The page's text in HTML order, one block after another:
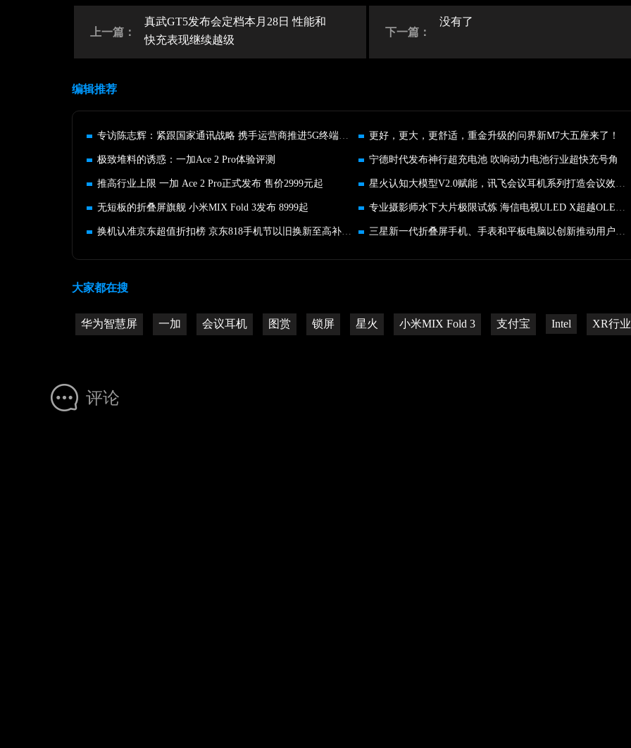
上一篇：
真武GT5发布会定档本月28日 性能和
快充表现继续越级
下一篇：
没有了
编辑推荐
专访陈志辉：紧跟国家通讯战略 携手运营商推进5G终端普及 更好，更大，更舒适，重金升级的问界新M7大五座来了！
极致堆料的诱惑：一加Ace 2 Pro体验评测 宁德时代发布神行超充电池 吹响动力电池行业超快充号角
推高行业上限 一加 Ace 2 Pro正式发布 售价2999元起 星火认知大模型V2.0赋能，讯飞会议耳机系列打造会议效率天花板
无短板的折叠屏旗舰 小米MIX Fold 3发布 8999起 专业摄影师水下大片极限试炼 海信电视ULED X超越OLED、MiniLED
换机认准京东超值折扣榜 京东818手机节以旧换新至高补贴1500元 三星新一代折叠屏手机、手表和平板电脑以创新推动用户体验升级
大家都在搜
华为智慧屏 一加 会议耳机 图赏 锁屏 星火 小米MIX Fold 3 支付宝 Intel XR行业
评论